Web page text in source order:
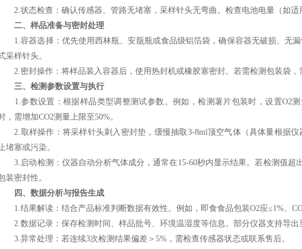
2.状态检查：确认传感器、管路无堵塞，采样针头无弯曲。检查电池电量（如适
二、样品准备与密封处理
1.容器选择：优先使用西林瓶、安瓿瓶或食品级铝箔袋，确保容器无破损、无
采样针头。
2.密封操作：将样品装入容器后，使用热封机或橡胶塞密封。若需检测包装袋，
三、检测参数设置与执行
1.参数设置：根据样品类型调整测试参数。例如，检测薯片包装时，设置O2测
，需增加CO2测量上限至50%。
2.取样操作：将采样针头刺入密封垫，缓慢抽取3-8ml顶空气体（具体量根据仪
堵塞或污染。
3.启动检测：仪器自动分析气体成分，通常在15-60秒内显示结果。若检测值超
装密封性。
四、数据分析与报告生成
1.结果解读：结合产品标准判断数据有效性。例如，即食食品包装O2应≤1%、
2.数据记录：保存检测时间、样品批号、环境温湿度等信息。部分仪器支持导出
3.异常处理：若连续3次检测结果偏差＞5%，需检查传感器状态或联系售后。